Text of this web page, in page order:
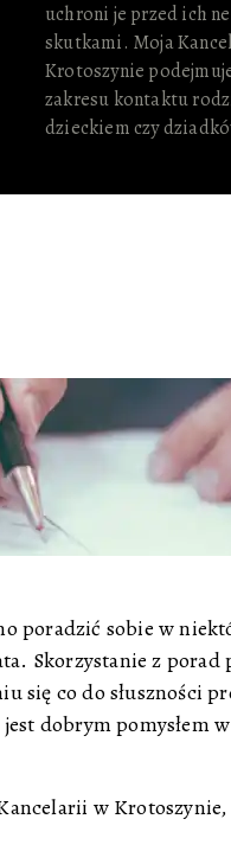
uchroni je przed ich
skutkami. Moja
Krotoszynie
zakresu kontaktu
dzieckiem czy
poradzić sobie w
Skorzystanie z
się co do słuszności
dobrym
w Krotoszynie,